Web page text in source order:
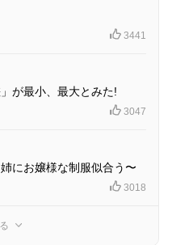
3441
が最小、最大とみた!
3047
にお嬢様な制服似合う〜
3018